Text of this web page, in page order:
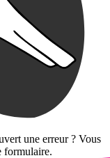
une erreur ? Vous
formulaire.